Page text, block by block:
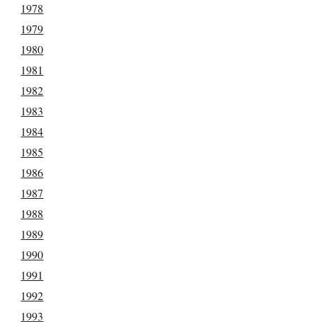
1978
1979
1980
1981
1982
1983
1984
1985
1986
1987
1988
1989
1990
1991
1992
1993